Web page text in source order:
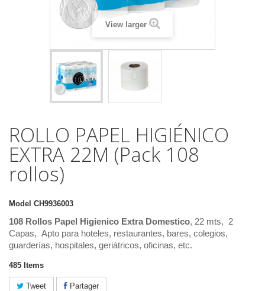
View larger
ROLLO PAPEL HIGIÉNICO
EXTRA 22M (Pack 108
rollos)
Model CH9936003
108 Rollos Papel Higienico Extra Domestico, 22 mts, 2
Capas, Apto para hoteles, restaurantes, bares, colegios,
guarderías, hospitales, geriátricos, oficinas, etc.
485 Items
Tweet Partager